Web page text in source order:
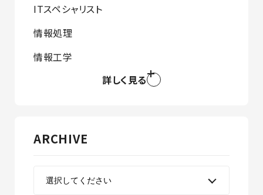
ITスペシャリスト
情報処理
情報工学
詳しく見る
ARCHIVE